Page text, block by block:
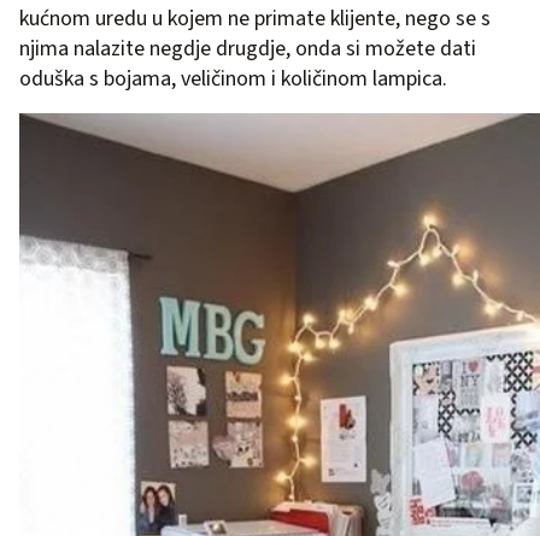
kućnom uredu u kojem ne primate klijente, nego se s
njima nalazite negdje drugdje, onda si možete dati
oduška s bojama, veličinom i količinom lampica.